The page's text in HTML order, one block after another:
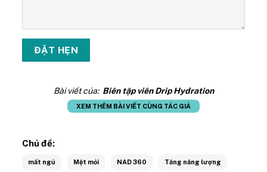
Bài viết của: Biên tập viên Drip Hydration
XEM THÊM BÀI VIẾT CÙNG TÁC GIẢ
Chủ đề:
mất ngủ Mệt mỏi NAD 360 Tăng năng lượng